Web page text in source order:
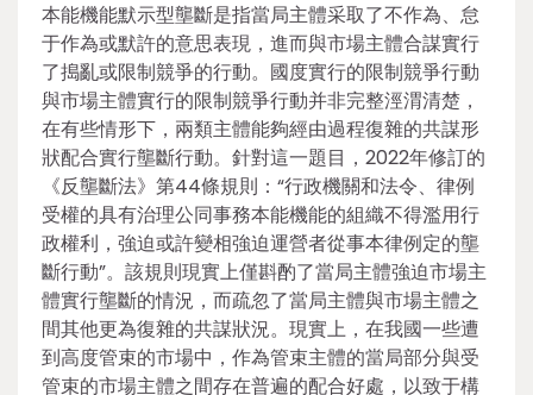
本能機能默示型壟斷是指當局主體采取了不作為、怠
于作為或默許的意思表現，進而與市場主體合謀實行
了搗亂或限制競爭的行動。國度實行的限制競爭行動
與市場主體實行的限制競爭行動并非完整涇渭清楚，
在有些情形下，兩類主體能夠經由過程復雜的共謀形
狀配合實行壟斷行動。針對這一題目，2022年修訂的
《反壟斷法》第44條規則：“行政機關和法令、律例
受權的具有治理公同事務本能機能的組織不得濫用行
政權利，強迫或許變相強迫運營者從事本律例定的壟
斷行動”。該規則現實上僅斟酌了當局主體強迫市場主
體實行壟斷的情況，而疏忽了當局主體與市場主體之
間其他更為復雜的共謀狀況。現實上，在我國一些遭
到高度管束的市場中，作為管束主體的當局部分與受
管束的市場主體之間存在普遍的配合好處，以致于構